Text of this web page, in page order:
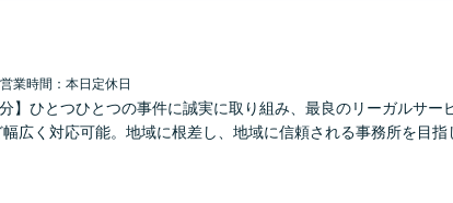
営業時間：本日定休日
】ひとつひとつの事件に誠実に取り組み、最良のリーガルサー
広く対応可能。地域に根差し、地域に信頼される事務所を目指